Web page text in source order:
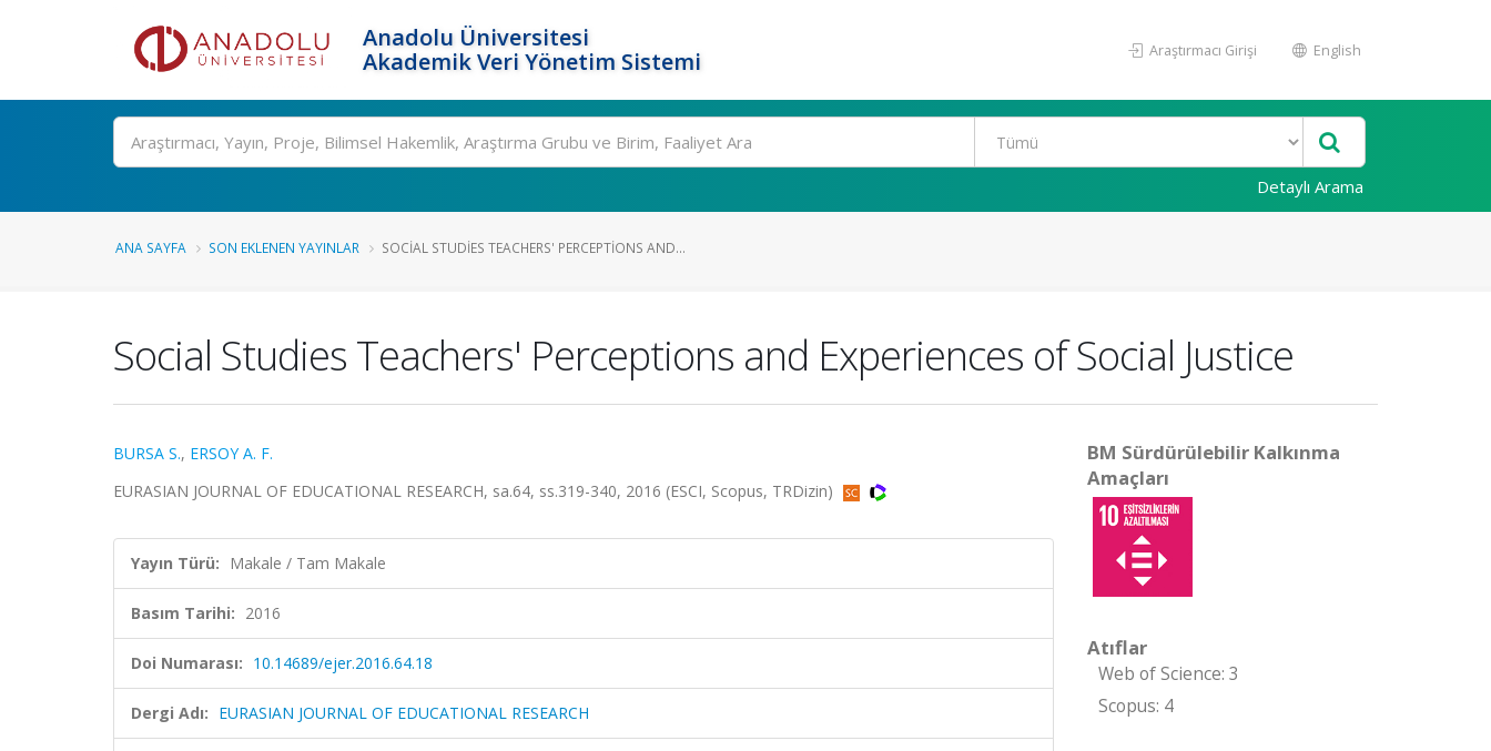
Anadolu Üniversitesi
Akademik Veri Yönetim Sistemi
Araştırmacı Girişi English
Ara
Detaylı Arama
ANA SAYFA SON EKLENEN YAYINLAR SOCIAL STUDIES TEACHERS' PERCEPTIONS AND...
Social Studies Teachers' Perceptions and Experiences of Social Justice
BURSA S., ERSOY A. F.
EURASIAN JOURNAL OF EDUCATIONAL RESEARCH, sa.64, ss.319-340, 2016 (ESCI, Scopus, TRDizin)
Yayın Türü: Makale / Tam Makale
Basım Tarihi: 2016
Doi Numarası: 10.14689/ejer.2016.64.18
Dergi Adı: EURASIAN JOURNAL OF EDUCATIONAL RESEARCH
BM Sürdürülebilir Kalkınma
Amaçları
Atıflar
Web of Science: 3
Scopus: 4